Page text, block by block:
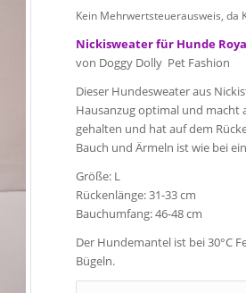
€29,90
€24,90.
Kein Mehrwertsteuerausweis, da
Nickisweater für Hunde
von Doggy Dolly Pet Fashion
Dieser Hundesweater aus
Hausanzug optimal und macht
gehalten und hat auf dem
Bauch und Ärmeln ist wie bei
Größe: L
Rückenlänge: 31-33 cm
Bauchumfang: 46-48 cm
Der Hundemantel ist bei 30°C
Bügeln.